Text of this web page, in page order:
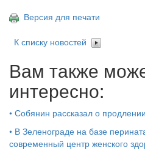
Версия для печати
К списку новостей
Вам также
интересно:
• Собянин рассказал о
• В Зеленограде на базе
современный центр женского